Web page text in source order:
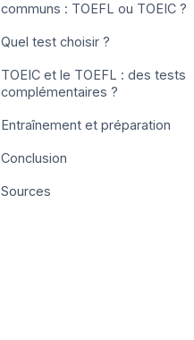
communs : TOEFL ou TOEIC ?
Quel test choisir ?
TOEIC et le TOEFL : des tests
complémentaires ?
Entraînement et préparation
Conclusion
Sources